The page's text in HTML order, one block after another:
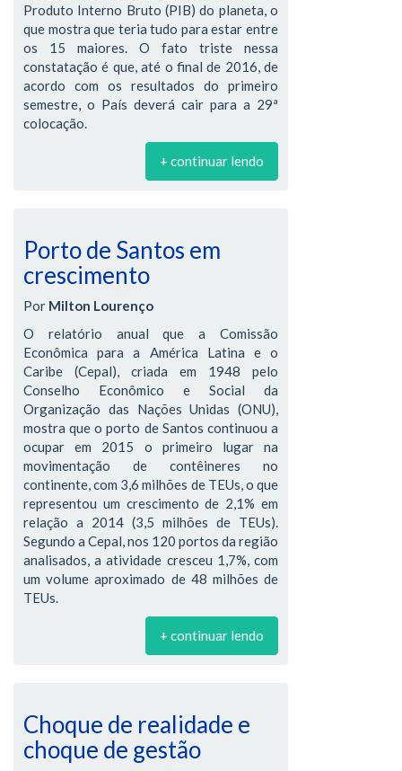
Produto Interno Bruto (PIB) do planeta, o
que mostra que teria tudo para estar entre
os 15 maiores. O fato triste nessa
constatação é que, até o final de 2016, de
acordo com os resultados do primeiro
semestre, o País deverá cair para a 29ª
colocação.
+ continuar lendo
Porto de Santos em
crescimento
Por Milton Lourenço
O relatório anual que a Comissão
Econômica para a América Latina e o
Caribe (Cepal), criada em 1948 pelo
Conselho Econômico e Social da
Organização das Nações Unidas (ONU),
mostra que o porto de Santos continuou a
ocupar em 2015 o primeiro lugar na
movimentação de contêineres no
continente, com 3,6 milhões de TEUs, o que
representou um crescimento de 2,1% em
relação a 2014 (3,5 milhões de TEUs).
Segundo a Cepal, nos 120 portos da região
analisados, a atividade cresceu 1,7%, com
um volume aproximado de 48 milhões de
TEUs.
+ continuar lendo
Choque de realidade e
choque de gestão